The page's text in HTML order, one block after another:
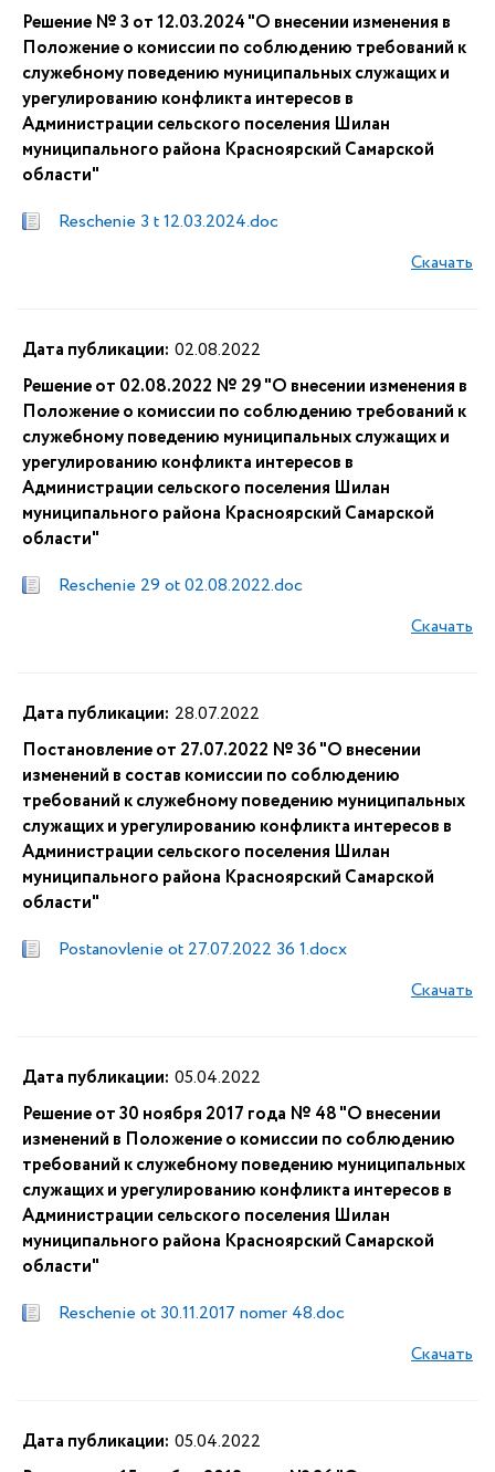
Решение № 3 от 12.03.2024 "О внесении изменения в
Положение о комиссии по соблюдению требований к
служебному поведению муниципальных служащих и
урегулированию конфликта интересов в
Администрации сельского поселения Шилан
муниципального района Красноярский Самарской
области"
Reschenie 3 t 12.03.2024.doc
Скачать
Дата публикации: 02.08.2022
Решение от 02.08.2022 № 29 "О внесении изменения в
Положение о комиссии по соблюдению требований к
служебному поведению муниципальных служащих и
урегулированию конфликта интересов в
Администрации сельского поселения Шилан
муниципального района Красноярский Самарской
области"
Reschenie 29 ot 02.08.2022.doc
Скачать
Дата публикации: 28.07.2022
Постановление от 27.07.2022 № 36 "О внесении
изменений в состав комиссии по соблюдению
требований к служебному поведению муниципальных
служащих и урегулированию конфликта интересов в
Администрации сельского поселения Шилан
муниципального района Красноярский Самарской
области"
Postanovlenie ot 27.07.2022 36 1.docx
Скачать
Дата публикации: 05.04.2022
Решение от 30 ноября 2017 года № 48 "О внесении
изменений в Положение о комиссии по соблюдению
требований к служебному поведению муниципальных
служащих и урегулированию конфликта интересов в
Администрации сельского поселения Шилан
муниципального района Красноярский Самарской
области"
Reschenie ot 30.11.2017 nomer 48.doc
Скачать
Дата публикации: 05.04.2022